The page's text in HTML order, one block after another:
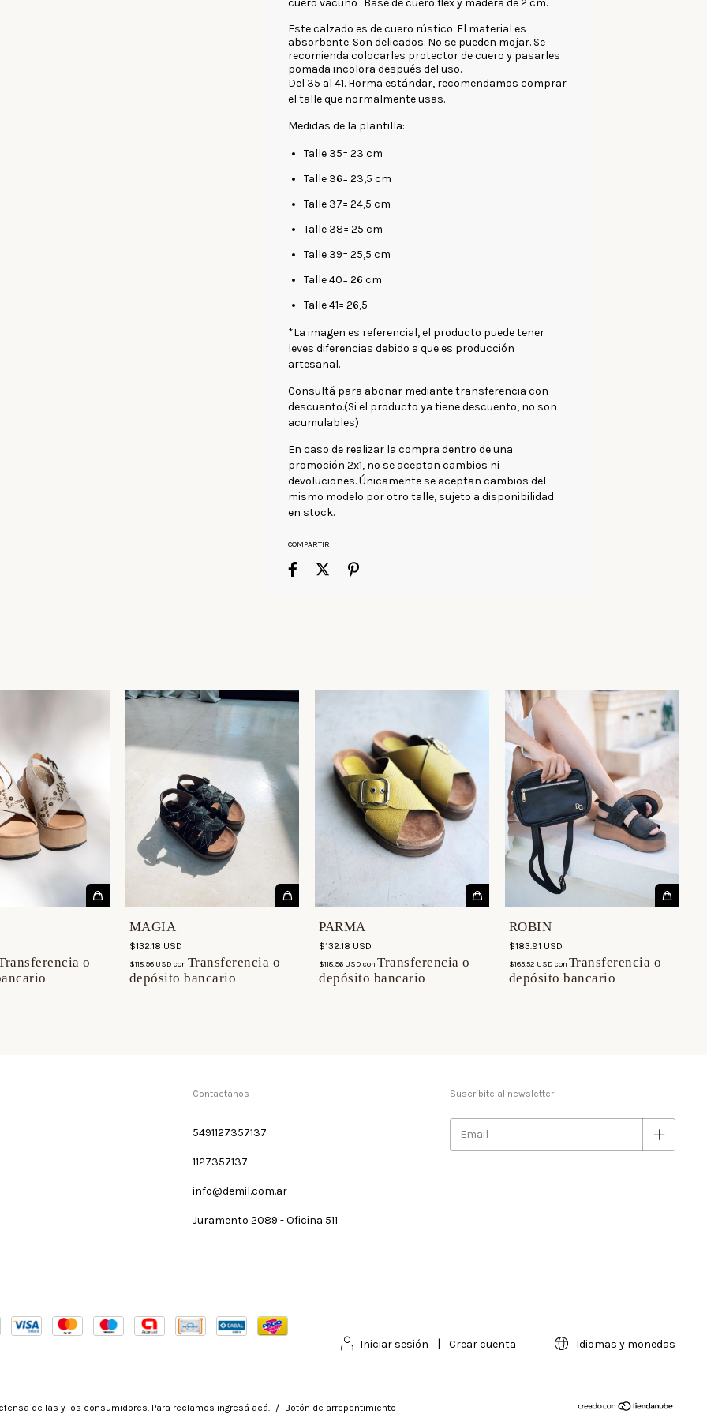
cuero vacuno . Base de cuero flex y madera de 2 cm.
Este calzado es de cuero rústico. El material es
absorbente. Son delicados. No se pueden mojar. Se
recomienda colocarles protector de cuero y pasarles
pomada incolora después del uso.
Del 35 al 41. Horma estándar, recomendamos comprar
el talle que normalmente usas.
Medidas de la plantilla:
Talle 35= 23 cm
Talle 36= 23,5 cm
Talle 37= 24,5 cm
Talle 38= 25 cm
Talle 39= 25,5 cm
Talle 40= 26 cm
Talle 41= 26,5
*La imagen es referencial, el producto puede tener
leves diferencias debido a que es producción
artesanal.
Consultá para abonar mediante transferencia con
descuento.(Si el producto ya tiene descuento, no son
acumulables)
En caso de realizar la compra dentro de una
promoción 2x1, no se aceptan cambios ni
devoluciones. Únicamente se aceptan cambios del
mismo modelo por otro talle, sujeto a disponibilidad
en stock.
COMPARTIR
o
MAGIA
$132.18 USD
$118.96 USD con Transferencia o
depósito bancario
PARMA
$132.18 USD
$118.96 USD con Transferencia o
depósito bancario
ROBIN
$183.91 USD
$165.52 USD con Transferencia o
depósito bancario
Contactános
5491127357137
1127357137
info@demil.com.ar
Juramento 2089 - Oficina 511
Suscribite al newsletter
Iniciar sesión Crear cuenta Idiomas y monedas
de las y los consumidores. Para reclamos ingresá acá. / Botón de arrepentimiento